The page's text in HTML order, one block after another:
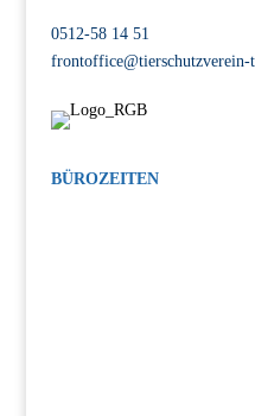
0512-58 14 51
BÜROZEITEN